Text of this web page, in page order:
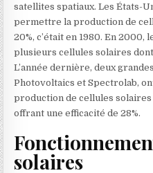
satellites spatiaux. Les États-
permettre la production de
20%, c’était en 1980. En
plusieurs cellules solaires
L’année dernière, deux
Photovoltaics et Spectrolab,
production de cellules
offrant une efficacité de 28%.
solaires